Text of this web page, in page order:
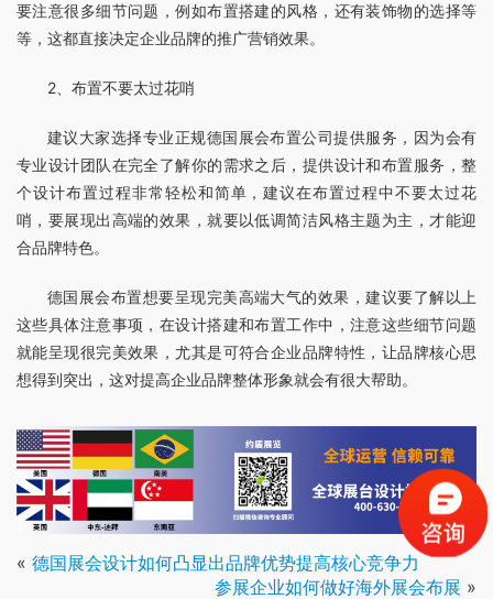
要注意很多细节问题，例如布置搭建的风格，还有装饰物的选择等
等，这都直接决定企业品牌的推广营销效果。
2、布置不要太过花哨
建议大家选择专业正规德国展会布置公司提供服务，因为会有
专业设计团队在完全了解你的需求之后，提供设计和布置服务，整
个设计布置过程非常轻松和简单，建议在布置过程中不要太过花
哨，要展现出高端的效果，就要以低调简洁风格主题为主，才能迎
合品牌特色。
德国展会布置想要呈现完美高端大气的效果，建议要了解以上
这些具体注意事项，在设计搭建和布置工作中，注意这些细节问题
就能呈现很完美效果，尤其是可符合企业品牌特性，让品牌核心思
想得到突出，这对提高企业品牌整体形象就会有很大帮助。
« 德国展会设计如何凸显出品牌优势提高核心竞争力
参展企业如何做好海外展会布展 »